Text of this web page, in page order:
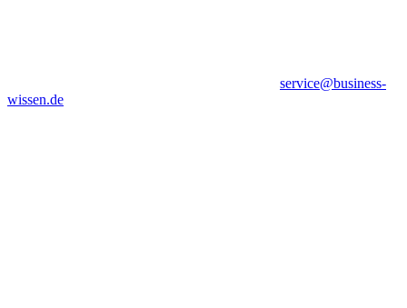
service@business-
wissen.de